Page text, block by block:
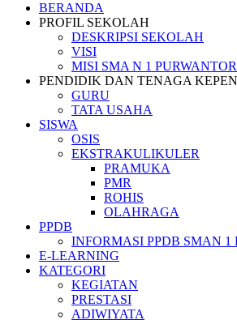
BERANDA
PROFIL SEKOLAH
DESKRIPSI SEKOLAH
VISI
MISI SMA N 1
PENDIDIK DAN TENAGA
GURU
TATA USAHA
SISWA
OSIS
EKSTRAKULIKULER
PRAMUKA
PMR
ROHIS
OLAHRAGA
PPDB
INFORMASI PPDB SMAN 1
E-LEARNING
KATEGORI
KEGIATAN
PRESTASI
ADIWIYATA